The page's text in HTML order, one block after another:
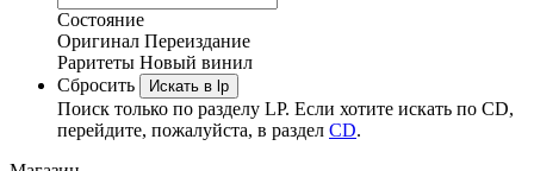
Состояние
Оригинал Переиздание
Раритеты Новый винил
Сбросить
Искать в lp
Поиск только по разделу LP. Если хотите искать по CD,
перейдите, пожалуйста, в раздел CD.